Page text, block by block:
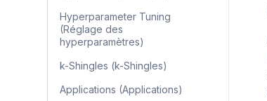
Hyperparameter Tuning
(Réglage des
hyperparamètres)
k-Shingles (k-Shingles)
Applications (Applications)